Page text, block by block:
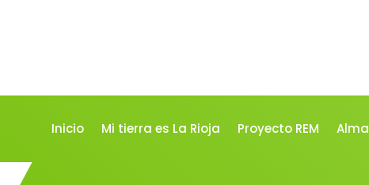
Inicio Mi tierra es La Rioja Proyecto REM